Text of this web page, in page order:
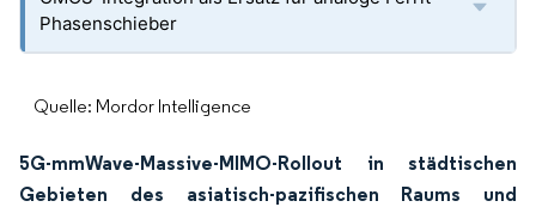
Phasenschieber
Quelle: Mordor Intelligence
5G-mmWave-Massive-MIMO-Rollout in städtischen
Gebieten des asiatisch-pazifischen Raums und